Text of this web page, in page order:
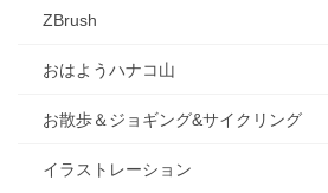
ZBrush
おはようハナコ山
お散歩＆ジョギング&サイクリング
イラストレーション